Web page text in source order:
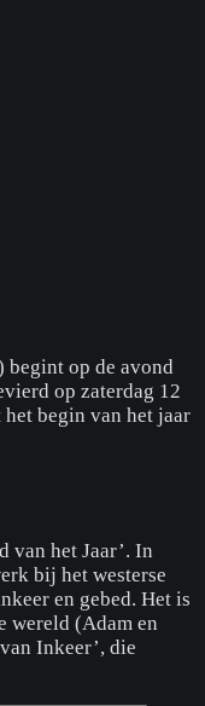
begint op de avond
op zaterdag 12
het begin van het jaar
van het Jaar’. In
bij het westerse
en gebed. Het is
wereld (Adam en
Inkeer’, die